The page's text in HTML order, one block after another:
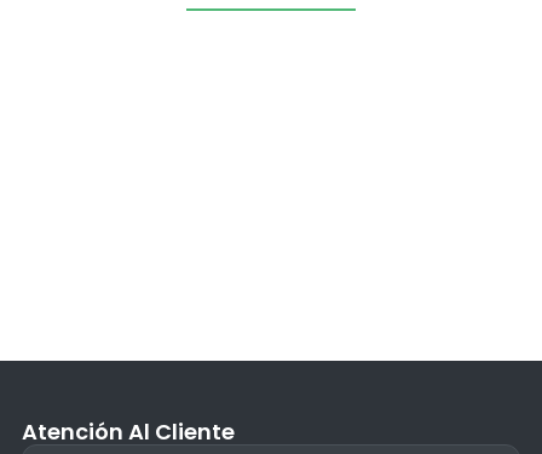
Atención Al Cliente